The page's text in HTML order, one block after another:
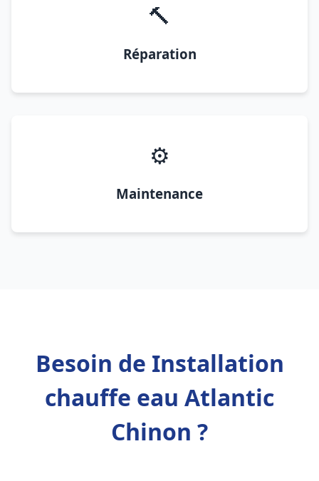
🔨
Réparation
⚙️
Maintenance
Besoin de Installation
chauffe eau Atlantic
Chinon ?